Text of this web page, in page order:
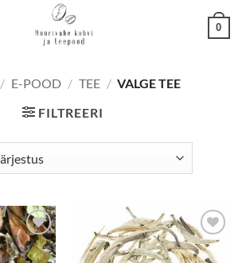
0
/ E-POOD / TEE / VALGE TEE
FILTREERI
Lisa
lemmikuks
Lisa
lemmikuks